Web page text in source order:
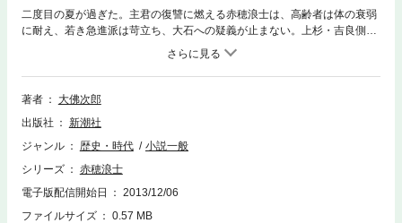
二度目の夏が過ぎた。主君の復讐に燃える赤穂浪士は、高齢者は体の衰弱
に耐え、若き急進派は苛立ち、大石への疑義が止まない。上杉・吉良側も
周到な権謀術数を巡らし、小競り合いが頻発する。しかし、大願に向け、
遂に内蔵助が動きはじめた。呉服屋に、医者に姿を変え、江戸の町に潜ん
でいた浪士たちが、次々と結集する。しかし、——目指す上野介は果して
屋敷に潜んでいるのか？
著者
大佛次郎
出版社
新潮社
ジャンル
歴史・時代
小説一般
シリーズ
赤穂浪士
電子版配信開始日
2013/12/06
ファイルサイズ
0.57 MB